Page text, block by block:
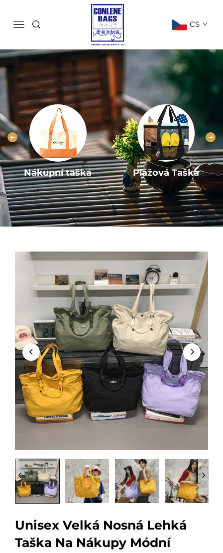
CS
Nákupní taška Plážová Taška
Unisex Velká Nosná Lehká
Taška Na Nákupy Módní